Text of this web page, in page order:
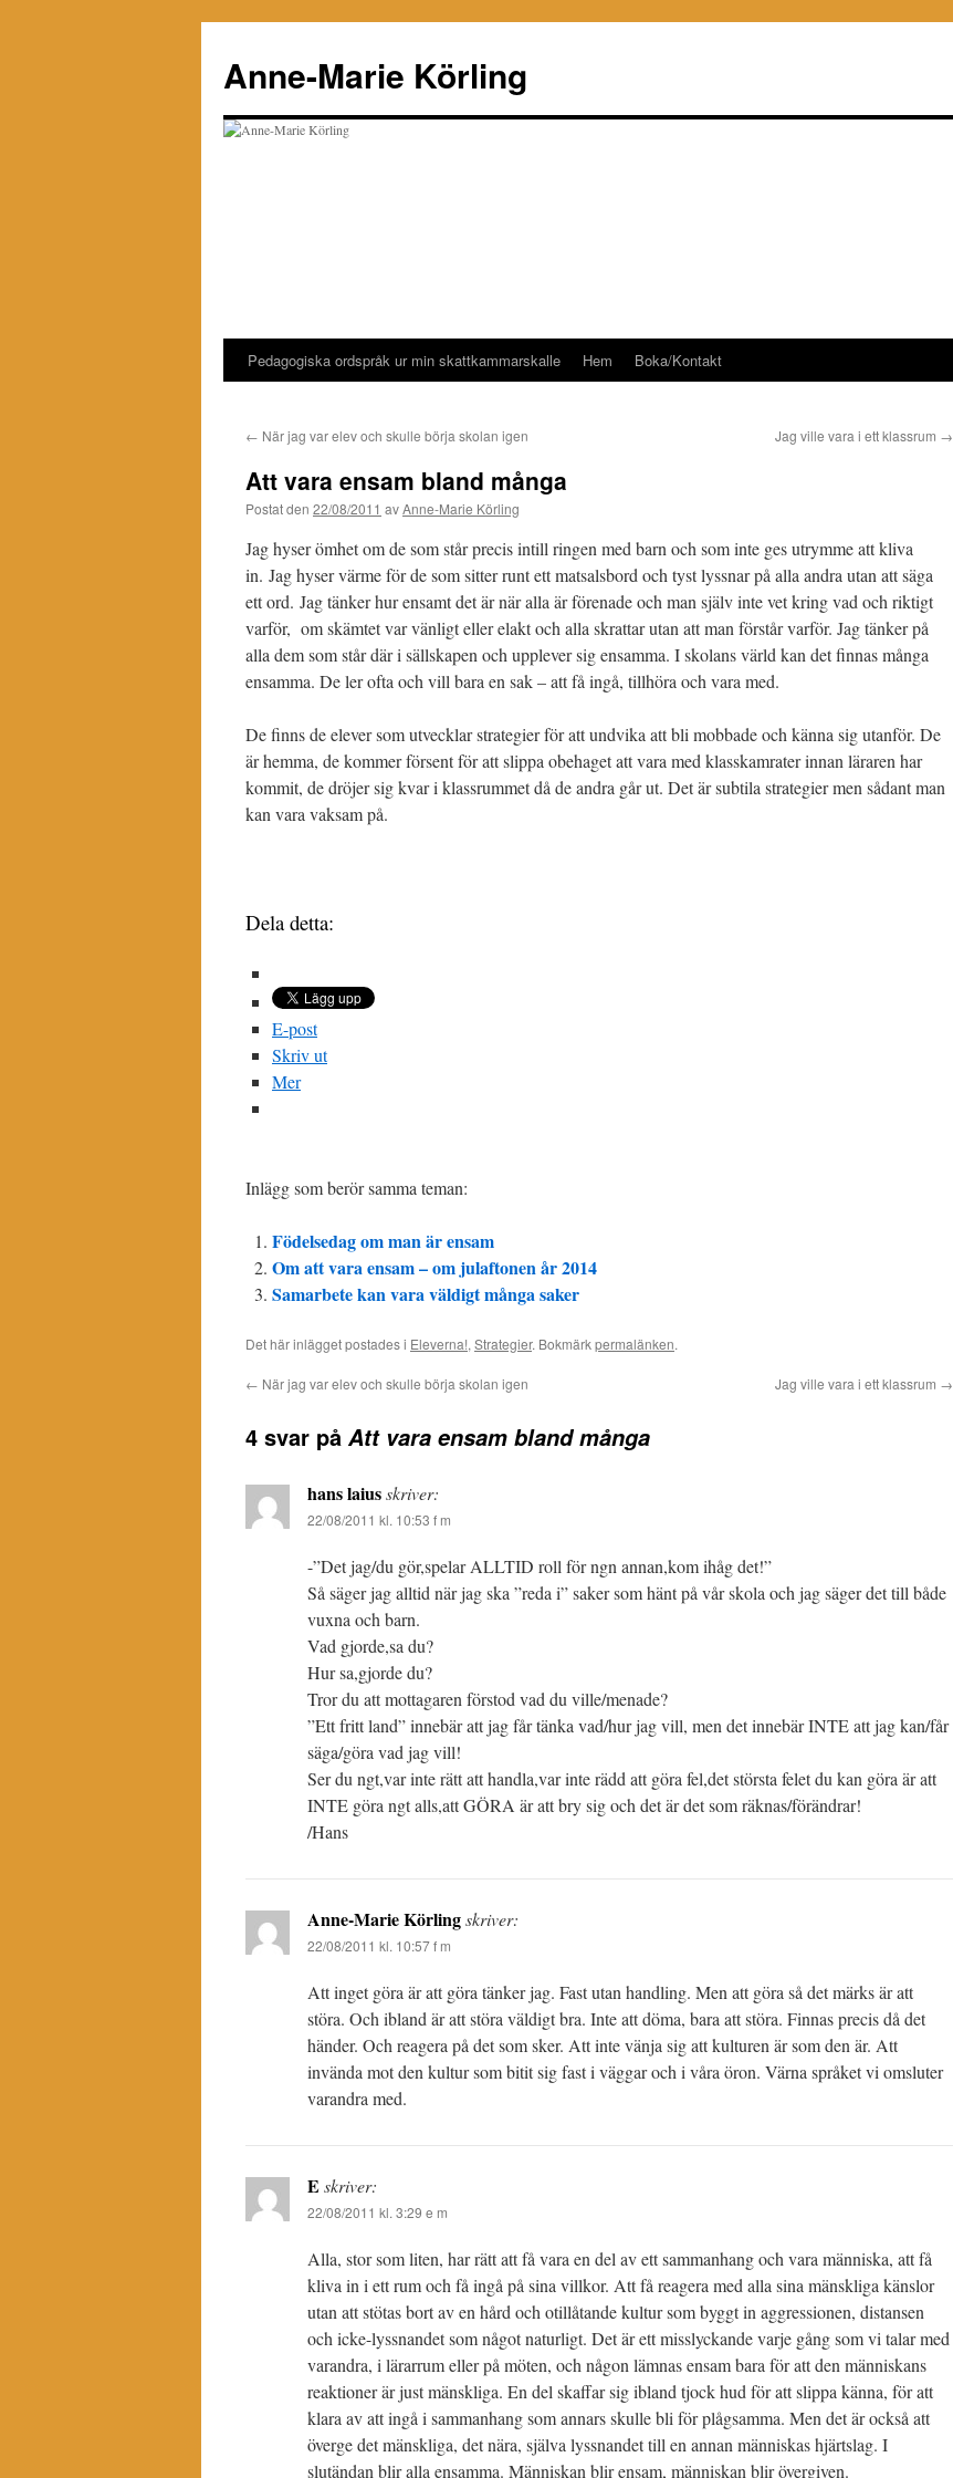
innehåll
Anne-Marie Körling
Pedagogiska ordspråk ur min skattkammarskalle Hem Boka/Kontakt
← När jag var elev och skulle börja skolan igen Jag ville vara i ett klassrum →
Att vara ensam bland många
Postat den 22/08/2011 avAnne-Marie Körling
Jag hyser ömhet om de som står precis intill ringen med barn och som inte ges utrymme att kliva
in. Jag hyser värme för de som sitter runt ett matsalsbord och tyst lyssnar på alla andra utan att säga
ett ord. Jag tänker hur ensamt det är när alla är förenade och man själv inte vet kring vad och riktigt
varför, om skämtet var vänligt eller elakt och alla skrattar utan att man förstår varför. Jag tänker på
alla dem som står där i sällskapen och upplever sig ensamma. I skolans värld kan det finnas många
ensamma. De ler ofta och vill bara en sak – att få ingå, tillhöra och vara med.
De finns de elever som utvecklar strategier för att undvika att bli mobbade och känna sig utanför. De
är hemma, de kommer försent för att slippa obehaget att vara med klasskamrater innan läraren har
kommit, de dröjer sig kvar i klassrummet då de andra går ut. Det är subtila strategier men sådant man
kan vara vaksam på.
Dela detta:
E-post
Skriv ut
Mer
Inlägg som berör samma teman:
Födelsedag om man är ensam
Om att vara ensam – om julaftonen år 2014
Samarbete kan vara väldigt många saker
Det här inlägget postades i Eleverna!, Strategier. Bokmärkpermalänken.
← När jag var elev och skulle börja skolan igen Jag ville vara i ett klassrum →
4 svar på Att vara ensam bland många
hans laiusskriver:
22/08/2011 kl. 10:53 f m
-”Det jag/du gör,spelar ALLTID roll för ngn annan,kom ihåg det!”
Så säger jag alltid när jag ska ”reda i” saker som hänt på vår skola och jag säger det till både
vuxna och barn.
Vad gjorde,sa du?
Hur sa,gjorde du?
Tror du att mottagaren förstod vad du ville/menade?
”Ett fritt land” innebär att jag får tänka vad/hur jag vill, men det innebär INTE att jag kan/får
säga/göra vad jag vill!
Ser du ngt,var inte rätt att handla,var inte rädd att göra fel,det största felet du kan göra är att
INTE göra ngt alls,att GÖRA är att bry sig och det är det som räknas/förändrar!
/Hans
Anne-Marie Körlingskriver:
22/08/2011 kl. 10:57 f m
Att inget göra är att göra tänker jag. Fast utan handling. Men att göra så det märks är att
störa. Och ibland är att störa väldigt bra. Inte att döma, bara att störa. Finnas precis då det
händer. Och reagera på det som sker. Att inte vänja sig att kulturen är som den är. Att
invända mot den kultur som bitit sig fast i väggar och i våra öron. Värna språket vi omsluter
varandra med.
E skriver:
22/08/2011 kl. 3:29 e m
Alla, stor som liten, har rätt att få vara en del av ett sammanhang och vara människa, att få
kliva in i ett rum och få ingå på sina villkor. Att få reagera med alla sina mänskliga känslor
utan att stötas bort av en hård och otillåtande kultur som byggt in aggressionen, distansen
och icke-lyssnandet som något naturligt. Det är ett misslyckande varje gång som vi talar med
varandra, i lärarrum eller på möten, och någon lämnas ensam bara för att den människans
reaktioner är just mänskliga. En del skaffar sig ibland tjock hud för att slippa känna, för att
klara av att ingå i sammanhang som annars skulle bli för plågsamma. Men det är också att
överge det mänskliga, det nära, själva lyssnandet till en annan människas hjärtslag. I
slutändan blir alla ensamma. Människan blir ensam, människan blir övergiven.